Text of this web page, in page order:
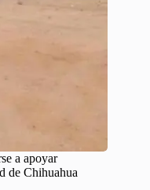
a apoyar
de Chihuahua